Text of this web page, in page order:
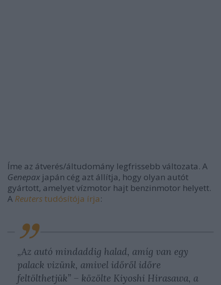
Íme az átverés/áltudomány legfrissebb változata. A
Genepax japán cég azt állítja, hogy olyan autót
gyártott, amelyet vízmotor hajt benzinmotor helyett.
A Reuterstudósítója írja:
„Az autó mindaddig halad, amíg van egy
palack vizünk, amivel időről időre
feltölthetjük” – közölte Kiyoshi Hirasawa, a